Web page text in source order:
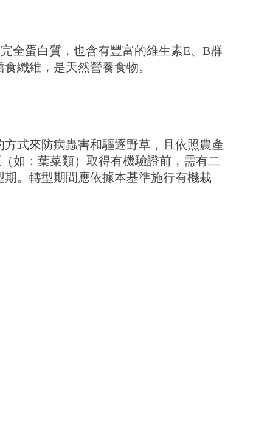
全蛋白質，也含有豐富的維生素E、B群
纖維，是天然營養食物。
式來防病蟲害和驅逐野草，且依照農產
如：葉菜類）取得有機驗證前，需有二
。轉型期間應依據本基準施行有機栽